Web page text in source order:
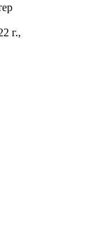
г.,